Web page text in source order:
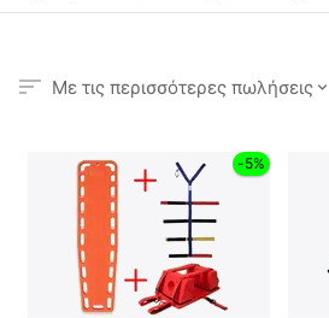
Με τις περισσότερες πωλήσεις
-5%